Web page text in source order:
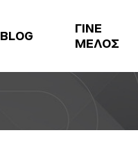
BLOG
ΓΙΝΕ
ΜΕΛΟΣ